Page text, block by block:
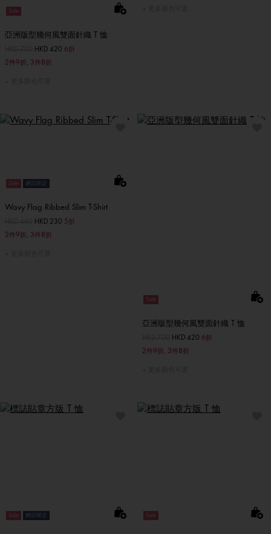
Sale
亞洲版型幾何風雙面針織 T 恤
價格扣減從至HKD 420 6折
2件9折, 3件8折
Sale 網店限定
Wavy Flag Ribbed Slim T-Shirt
價格扣減從至HKD 230 5折
2件9折, 3件8折
Sale
亞洲版型幾何風雙面針織 T 恤
價格扣減從至HKD 420 6折
2件9折, 3件8折
Sale 網店限定 Sale